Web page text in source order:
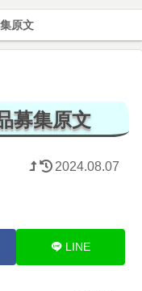
原文
募集原文
2024.08.07
LINE